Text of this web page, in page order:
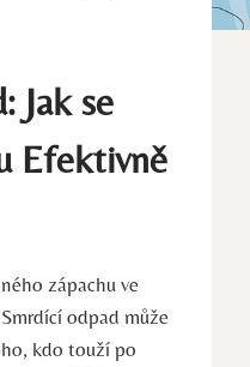
Jak se
Efektivně
zápachu ve
odpad může
kdo touží po